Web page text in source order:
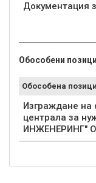
Документация
Обособени
Обособена
Изграждане на
централа за
ИНЖЕНЕРИНГ"